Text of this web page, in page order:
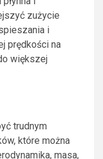
zużycie
i
prędkości na
większej
trudnym
które można
masa,